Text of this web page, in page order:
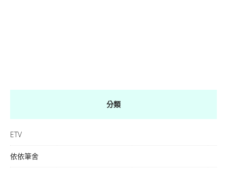
分類
ETV
依依筆舍